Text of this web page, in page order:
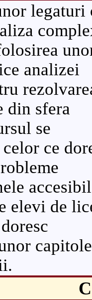
legaturi
analizei
din sfera
se
celor ce
elevi de
capitole